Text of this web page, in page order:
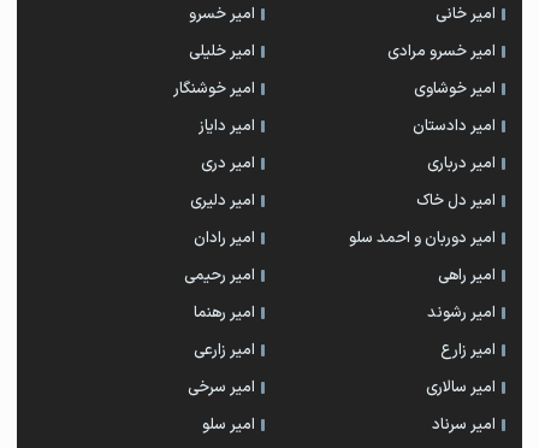
امیر خانی
امیر خسرو
امیر خسرو مرادی
امیر خلیلی
امیر خوشاوی
امیر خوشنگار
امیر دادستان
امیر دایاز
امیر درباری
امیر دری
امیر دل خاک
امیر دلیری
امیر دوربان و احمد سلو
امیر رادان
امیر راهی
امیر رحیمی
امیر رشوند
امیر رهنما
امیر زارع
امیر زارعی
امیر سالاری
امیر سرخی
امیر سرناد
امیر سلو